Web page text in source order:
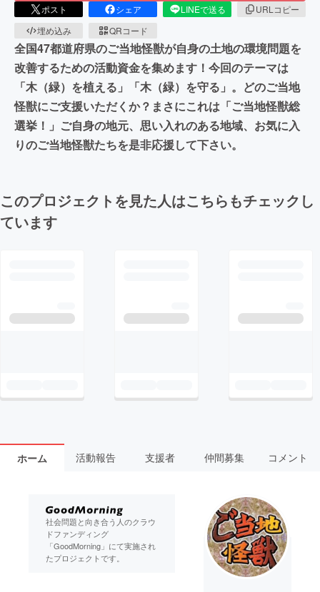
ポスト シェア LINEで送る
URLコピー
埋め込み
QRコード
全国47都道府県のご当地怪獣が自身の土地の環境問題を
改善するための活動資金を集めます！今回のテーマは
「木（緑）を植える」「木（緑）を守る」。どのご当地
怪獣にご支援いただくか？まさにこれは「ご当地怪獣総
選挙！」ご自身の地元、思い入れのある地域、お気に入
りのご当地怪獣たちを是非応援して下さい。
このプロジェクトを見た人はこちらもチェックし
ています
ホーム 活動報告 支援者 仲間募集 コメント
社会問題と向き合う人のクラウ
ドファンディング
「GoodMorning」にて実施され
たプロジェクトです。